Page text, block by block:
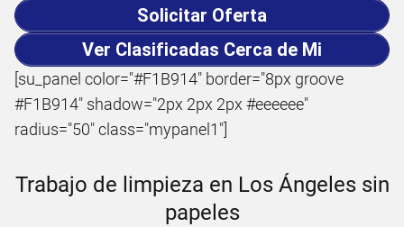
Solicitar Oferta
Ver Clasificadas Cerca de Mi
[su_panel color="#F1B914" border="8px groove
#F1B914" shadow="2px 2px 2px #eeeeee"
radius="50" class="mypanel1"]
Trabajo de limpieza en Los Ángeles sin
papeles